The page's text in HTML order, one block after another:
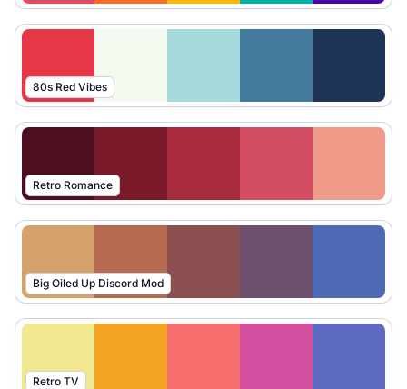
80s Red Vibes
Retro Romance
Big Oiled Up Discord Mod
Retro TV